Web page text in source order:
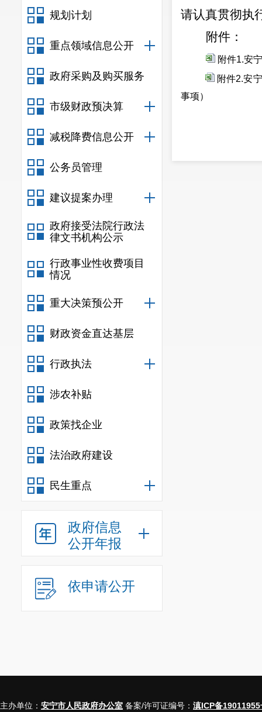
规划计划
重点领域信息公开
政府采购及购买服务
市级财政预决算
减税降费信息公开
公务员管理
建议提案办理
政府接受法院行政法
律文书机构公示
行政事业性收费项目
情况
重大决策预公开
财政资金直达基层
行政执法
涉农补贴
政策找企业
法治政府建设
民生重点
政府信息
公开年报
依申请公开
请认真贯彻执
附件：
附件1.安
附件2.安
事项）
主办单位： 安宁市人民政府办公室 备案/许可证编号： 滇ICP备